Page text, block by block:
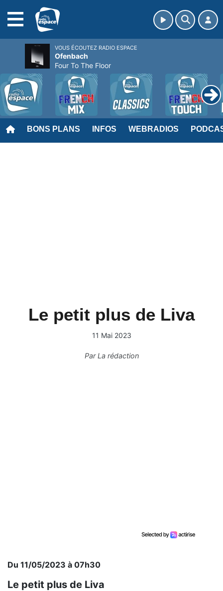
BONS PLANS INFOS WEBRADIOS
Le petit plus de Liva
11 Mai 2023
ParLa rédaction
Du 11/05/2023 à 07h30
Le petit plus de Liva
VOUS ÉCOUTEZ RADIO ESPACE
Ofenbach
Four To The Floor